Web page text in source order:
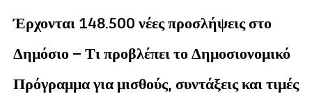
Έρχονται 148.500 νέες προσλήψεις στο
Δημόσιο – Τι προβλέπει το Δημοσιονομικό
Πρόγραμμα για μισθούς, συντάξεις και τιμές